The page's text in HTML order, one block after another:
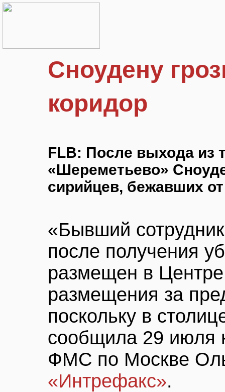
Сноудену
коридор
FLB: После выхода из
«Шереметьево»
сирийцев, бежавших
«Бывший
после получения
размещен в
размещения за
поскольку в
сообщила 29 июля
ФМС по Москве
«Интрефакс».